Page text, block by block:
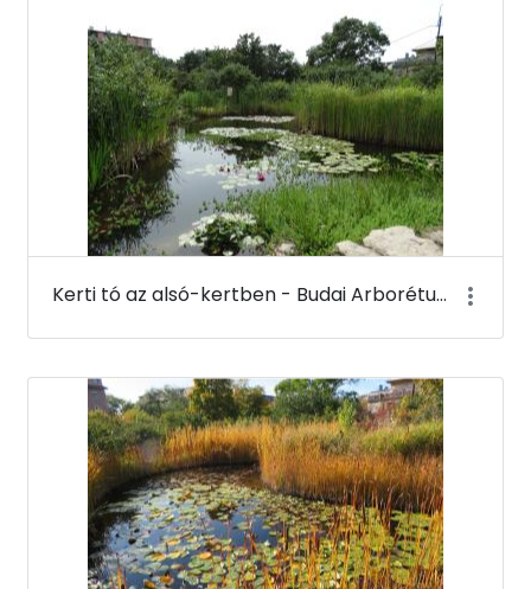
Kerti tó az alsó-kertben - Budai Arborétum